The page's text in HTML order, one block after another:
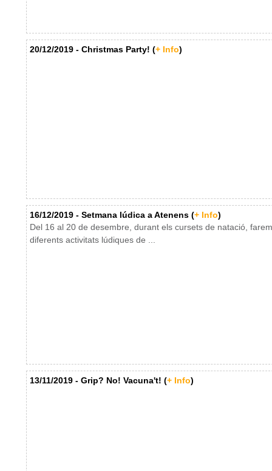
20/12/2019 - Christmas Party! (+ Info)
16/12/2019 - Setmana lúdica a Atenens (+ Info)
Del 16 al 20 de desembre, durant els cursets de natació, farem
diferents activitats lúdiques de ...
13/11/2019 - Grip? No! Vacuna't! (+ Info)